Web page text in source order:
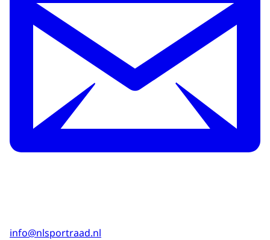
info@nlsportraad.nl